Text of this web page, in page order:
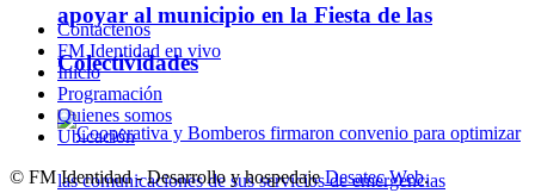
apoyar al municipio en la Fiesta de las
Colectividades
Contáctenos
FM Identidad en vivo
Inicio
Programación
Quienes somos
Ubicación
© FM Identidad - Desarrollo y hospedajeDesatec Web.